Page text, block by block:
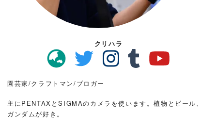
クリハラ
園芸家/クラフトマン/ブロガー
主にPENTAXとSIGMAのカメラを使います。植物とビール、
ガンダムが好き。